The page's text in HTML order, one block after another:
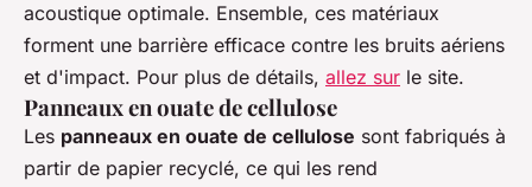
acoustique optimale. Ensemble, ces matériaux
forment une barrière efficace contre les bruits aériens
et d'impact. Pour plus de détails, allez sur le site.
Panneaux en ouate de cellulose
Les panneaux en ouate de cellulose sont fabriqués à
partir de papier recyclé, ce qui les rend